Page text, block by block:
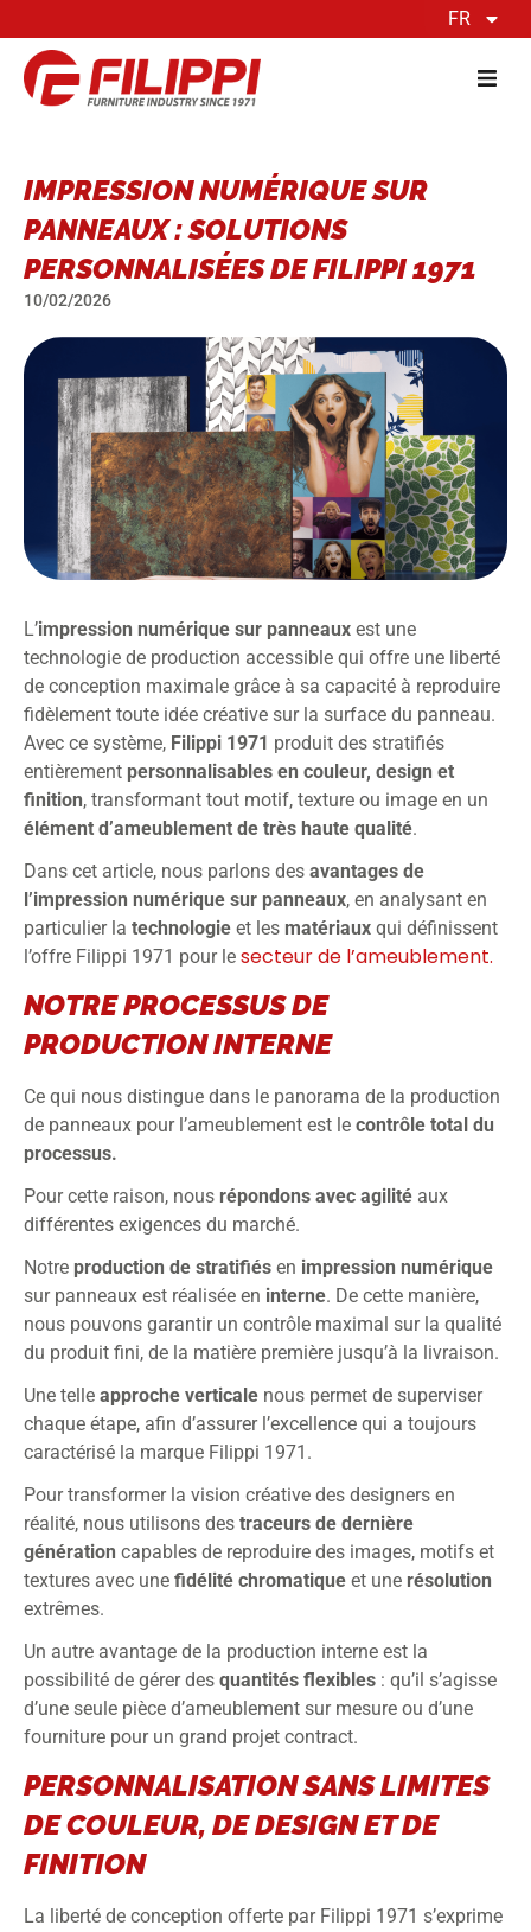
FR
IMPRESSION NUMÉRIQUE SUR
PANNEAUX : SOLUTIONS
PERSONNALISÉES DE FILIPPI 1971
10/02/2026
L’impression numérique sur panneaux est une
technologie de production accessible qui offre une liberté
de conception maximale grâce à sa capacité à reproduire
fidèlement toute idée créative sur la surface du panneau.
Avec ce système, Filippi 1971 produit des stratifiés
entièrement personnalisables en couleur, design et
finition, transformant tout motif, texture ou image en un
élément d’ameublement de très haute qualité.
Dans cet article, nous parlons des avantages de
l’impression numérique sur panneaux, en analysant en
particulier la technologie et les matériaux qui définissent
l’offre Filippi 1971 pour le secteur de l’ameublement.
NOTRE PROCESSUS DE
PRODUCTION INTERNE
Ce qui nous distingue dans le panorama de la production
de panneaux pour l’ameublement est le contrôle total du
processus.
Pour cette raison, nous répondons avec agilité aux
différentes exigences du marché.
Notre production de stratifiés en impression numérique
sur panneaux est réalisée en interne. De cette manière,
nous pouvons garantir un contrôle maximal sur la qualité
du produit fini, de la matière première jusqu’à la livraison.
Une telle approche verticale nous permet de superviser
chaque étape, afin d’assurer l’excellence qui a toujours
caractérisé la marque Filippi 1971.
Pour transformer la vision créative des designers en
réalité, nous utilisons des traceurs de dernière
génération capables de reproduire des images, motifs et
textures avec une fidélité chromatique et une résolution
extrêmes.
Un autre avantage de la production interne est la
possibilité de gérer des quantités flexibles : qu’il s’agisse
d’une seule pièce d’ameublement sur mesure ou d’une
fourniture pour un grand projet contract.
PERSONNALISATION SANS LIMITES
DE COULEUR, DE DESIGN ET DE
FINITION
La liberté de conception offerte par Filippi 1971 s’exprime